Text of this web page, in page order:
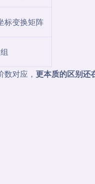
标变换矩阵
对应， 更本质的区别还